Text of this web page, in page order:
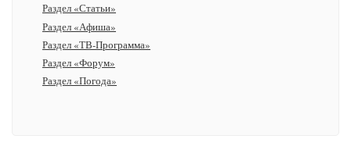
Раздел «Статьи»
Раздел «Афиша»
Раздел «ТВ-Программа»
Раздел «Форум»
Раздел «Погода»